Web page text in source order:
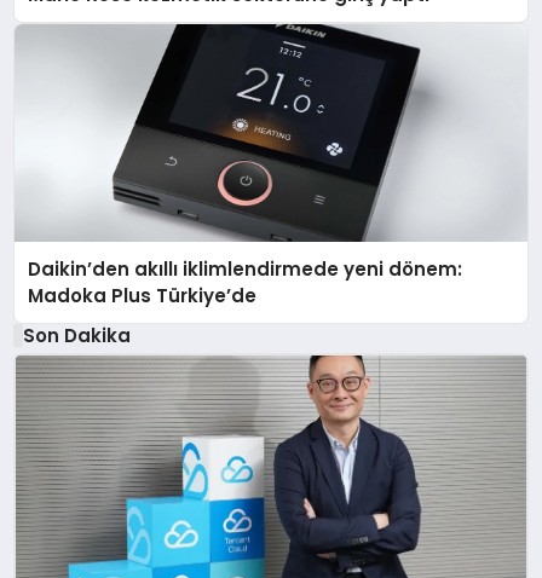
Daikin’den akıllı iklimlendirmede yeni dönem:
Madoka Plus Türkiye’de
Son Dakika